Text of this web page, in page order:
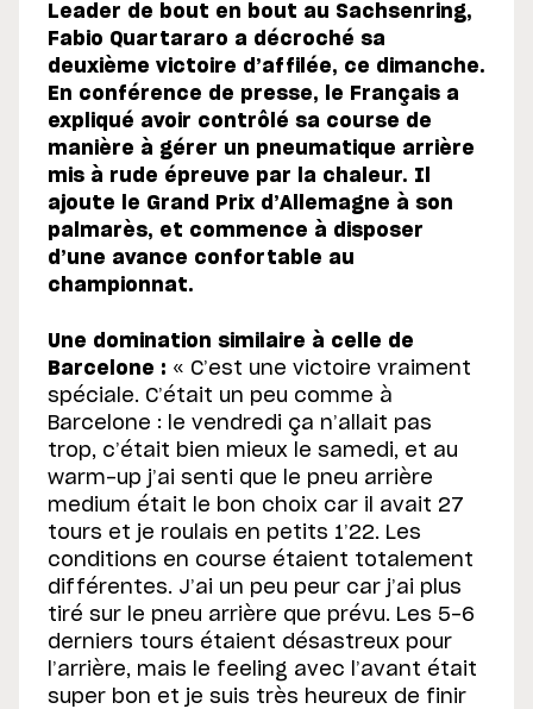
Leader de bout en bout au Sachsenring,
Fabio Quartararo a décroché sa
deuxième victoire d’affilée, ce dimanche.
En conférence de presse, le Français a
expliqué avoir contrôlé sa course de
manière à gérer un pneumatique arrière
mis à rude épreuve par la chaleur. Il
ajoute le Grand Prix d’Allemagne à son
palmarès, et commence à disposer
d’une avance confortable au
championnat.
Une domination similaire à celle de
Barcelone : « C’est une victoire vraiment
spéciale. C’était un peu comme à
Barcelone : le vendredi ça n’allait pas
trop, c’était bien mieux le samedi, et au
warm-up j’ai senti que le pneu arrière
medium était le bon choix car il avait 27
tours et je roulais en petits 1’22. Les
conditions en course étaient totalement
différentes. J’ai un peu peur car j’ai plus
tiré sur le pneu arrière que prévu. Les 5-6
derniers tours étaient désastreux pour
l’arrière, mais le feeling avec l’avant était
super bon et je suis très heureux de finir